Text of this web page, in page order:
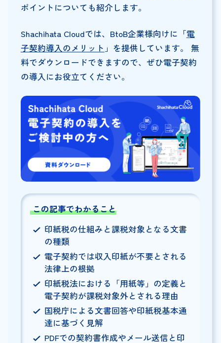
ポイントについても紹介します。
Shachihata Cloudでは、BtoB企業様向けに「電
子契約導入のメリット 」を提供しています。 無
料でダウンロードできますので、ぜひ電子契約
の導入にお役立てください。
この記事でわかること
印紙税の仕組みと課税対象となる文書
の種類
電子契約では収入印紙が不要とされる
法律上の根拠
印紙税法における「用紙等」の定義と
電子契約が課税対象外とされる理由
国税庁による文書回答や印紙税基本通
達に基づく見解
PDFでの契約書作成やメール送信と印